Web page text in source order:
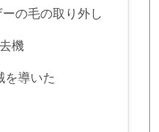
の毛の取り外し
機
を導いた